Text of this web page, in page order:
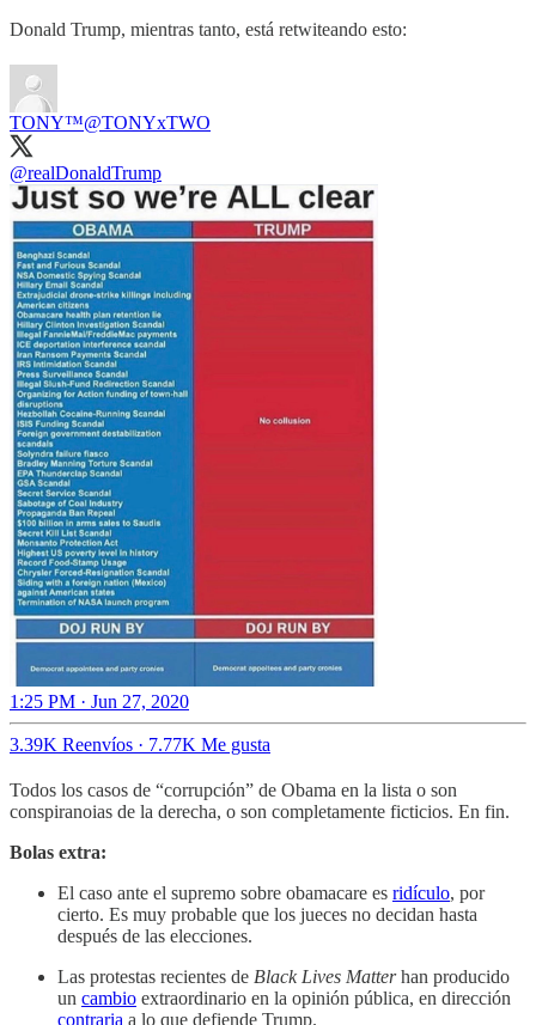
Donald Trump, mientras tanto, está retwiteando esto:
TONY™️@TONYxTWO
@realDonaldTrump
1:25 PM · Jun 27, 2020
3.39K Reenvíos · 7.77K Me gusta
Todos los casos de “corrupción” de Obama en la lista o son
conspiranoias de la derecha, o son completamente ficticios. En fin.
Bolas extra:
El caso ante el supremo sobre obamacare es ridículo, por
cierto. Es muy probable que los jueces no decidan hasta
después de las elecciones.
Las protestas recientes de Black Lives Matterhan producido
un cambio extraordinario en la opinión pública, en dirección
contraria a lo que defiende Trump.